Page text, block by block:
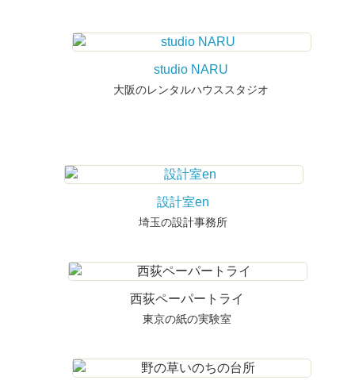
studio NARU
大阪のレンタルハウススタジオ
設計室en
埼玉の設計事務所
西荻ペーパートライ
東京の紙の実験室